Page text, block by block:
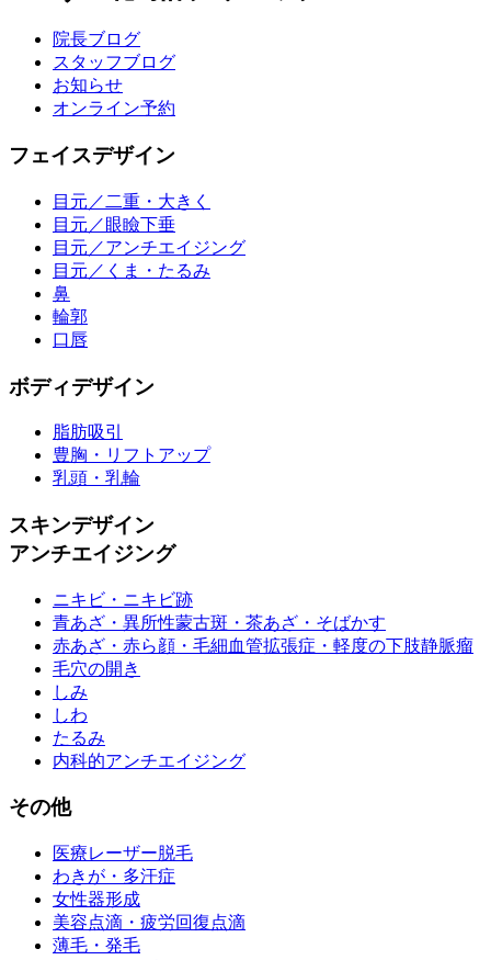
院長ブログ
スタッフブログ
お知らせ
オンライン予約
フェイスデザイン
目元／二重・大きく
目元／眼瞼下垂
目元／アンチエイジング
目元／くま・たるみ
鼻
輪郭
口唇
ボディデザイン
脂肪吸引
豊胸・リフトアップ
乳頭・乳輪
スキンデザイン
アンチエイジング
ニキビ・ニキビ跡
青あざ・異所性蒙古斑・茶あざ・そばかす
赤あざ・赤ら顔・毛細血管拡張症・軽度の下肢静脈瘤
毛穴の開き
しみ
しわ
たるみ
内科的アンチエイジング
その他
医療レーザー脱毛
わきが・多汗症
女性器形成
美容点滴・疲労回復点滴
薄毛・発毛